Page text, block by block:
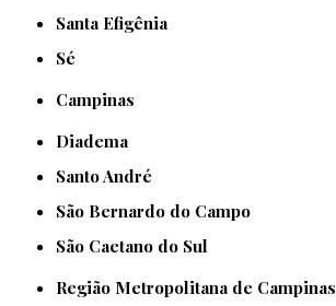
Santa Efigênia
Sé
Campinas
Diadema
Santo André
São Bernardo do Campo
São Caetano do Sul
Região Metropolitana de Campinas